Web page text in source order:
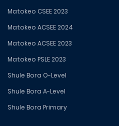
Matokeo CSEE 2023
Matokeo ACSEE 2024
Matokeo ACSEE 2023
Matokeo PSLE 2023
Shule Bora O-Level
Shule Bora A-Level
Shule Bora Primary